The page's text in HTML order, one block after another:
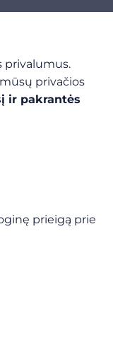
privalumus.
privačios
ir pakrantės
prieigą prie